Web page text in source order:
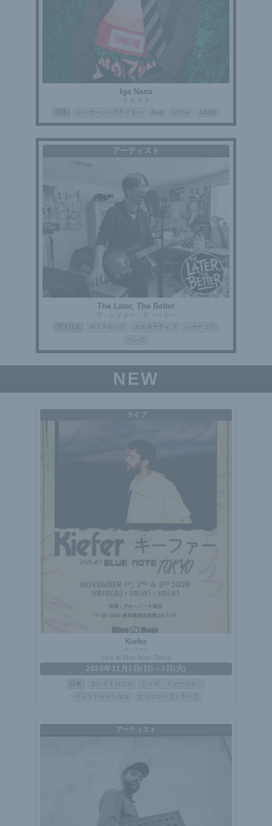
Iga Nana
イガ ナナ
シンガーソングライター RnB ソウル J-POP
アーティスト
The Later, The Better
ザ・レイター・ザ・ベター
アメリカ ポストロック オルタナティブ
ハードコア
パンク
NEW
ライブ
Kiefer
Live at Blue Note Tokyo
2026年11月1日(日)～3日(火)
エレクトロニク
ジャズ・フュージョン
インストルメンタル
ヒップホップ / ラップ
アーティスト